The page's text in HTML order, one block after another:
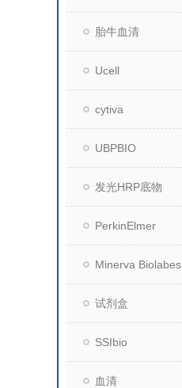
胎牛血清
Ucell
cytiva
UBPBIO
发光HRP底物
PerkinElmer
Minerva Biolabes
试剂盒
SSIbio
血清